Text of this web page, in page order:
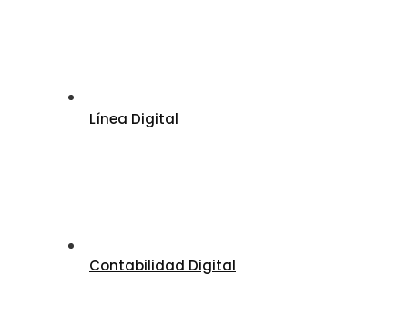
Línea Digital
Contabilidad Digital